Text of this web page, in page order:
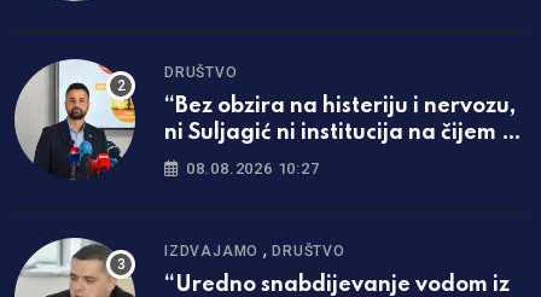
DRUŠTVO
“Bez obzira na histeriju i nervozu,
ni Suljagić ni institucija na čijem je
čelu nisu i ne mogu biti iznad
08.08.2026 10:27
IZDVAJAMO ,DRUŠTVO
“Uredno snabdijevanje vodom iz